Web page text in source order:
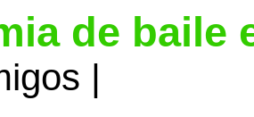
de baile
|